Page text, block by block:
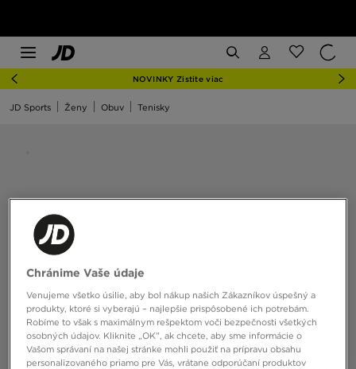
NOVINKY Zistite viac
JD Sports Ženy Obuv Tenisky
Chránime Vaše údaje
Venujeme všetko úsilie, aby bol nákup našich Zákazníkov úspešný a
produkty, ktoré si vyberajú – najlepšie prispôsobené ich potrebám.
Robíme to však s maximálnym rešpektom voči bezpečnosti všetkých
osobných údajov. Kliknite „OK”, ak chcete, aby sme informácie o
Vašom správaní na našej stránke mohli použiť na prípravu obsahu
personalizovaného priamo pre Vás, vrátane odporúčaní produktov